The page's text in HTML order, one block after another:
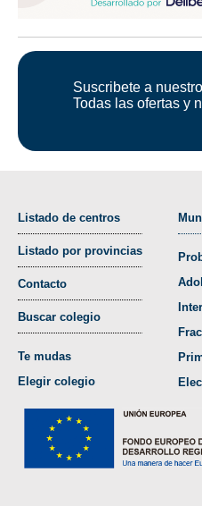
Suscribete a
Todas las ofertas y
Listado de centros
Listado por provincias
Contacto
Buscar colegio
Te mudas
Elegir colegio